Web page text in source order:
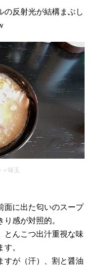
の反射光が結構まぶし
＋味玉
面に出た匂いのスープ
感が対照的。
とんこつ出汁重視な味
。
すが（汗）、割と醤油